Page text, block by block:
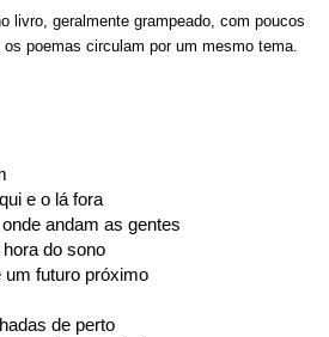
livro, geralmente grampeado, com poucos
poemas circulam por um mesmo tema.
e o lá fora
andam as gentes
do sono
futuro próximo
de perto